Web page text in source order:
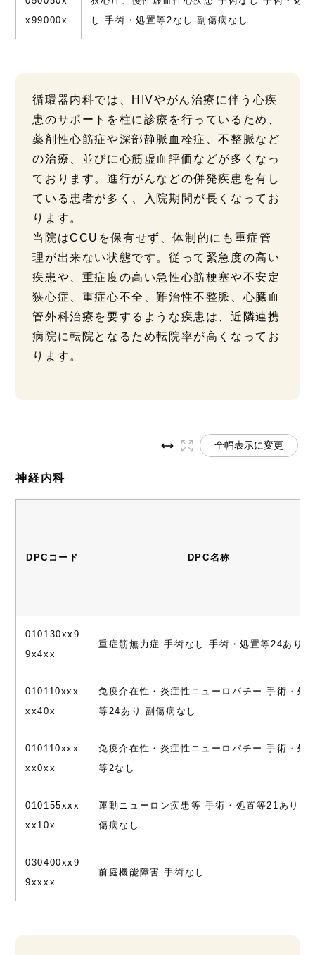
x99000x
し 手術・処置等2なし 副傷病なし
循環器内科では、HIVやがん治療に伴う心疾
患のサポートを柱に診療を行っているため、
薬剤性心筋症や深部静脈血栓症、不整脈など
の治療、並びに心筋虚血評価などが多くなっ
ております。進行がんなどの併発疾患を有し
ている患者が多く、入院期間が長くなってお
ります。
当院はCCUを保有せず、体制的にも重症管
理が出来ない状態です。従って緊急度の高い
疾患や、重症度の高い急性心筋梗塞や不安定
狭心症、重症心不全、難治性不整脈、心臓血
管外科治療を要するような疾患は、近隣連携
病院に転院となるため転院率が高くなってお
ります。
全幅表示に変更
神経内科
DPCコード DPC名称
010130xx9
9x4xx
重症筋無力症 手術なし 手術・処置等24あり
010110xxx
xx40x
免疫介在性・炎症性ニューロパチー 手術・処
等24あり 副傷病なし
010110xxx
xx0xx
免疫介在性・炎症性ニューロパチー 手術・処
等2なし
010155xxx
xx10x
運動ニューロン疾患等 手術・処置等21あり 副
傷病なし
030400xx9
9xxxx
前庭機能障害 手術なし